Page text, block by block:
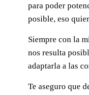
para poder
posible, eso
Siempre con la
nos resulta
adaptarla a las
Te aseguro que